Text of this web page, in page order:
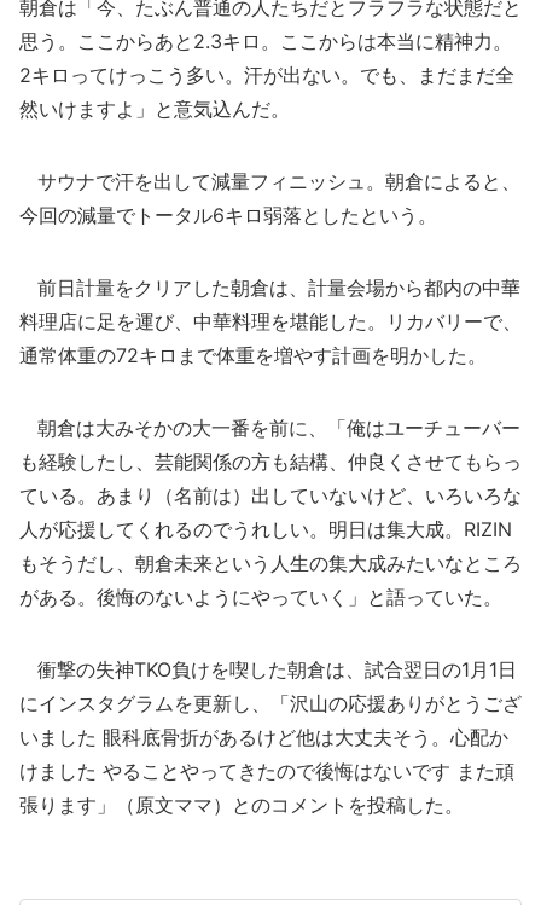
朝倉は「今、たぶん普通の人たちだとフラフラな状態だと
思う。ここからあと2.3キロ。ここからは本当に精神力。
2キロってけっこう多い。汗が出ない。でも、まだまだ全
然いけますよ」と意気込んだ。
サウナで汗を出して減量フィニッシュ。朝倉によると、
今回の減量でトータル6キロ弱落としたという。
前日計量をクリアした朝倉は、計量会場から都内の中華
料理店に足を運び、中華料理を堪能した。リカバリーで、
通常体重の72キロまで体重を増やす計画を明かした。
朝倉は大みそかの大一番を前に、「俺はユーチューバー
も経験したし、芸能関係の方も結構、仲良くさせてもらっ
ている。あまり（名前は）出していないけど、いろいろな
人が応援してくれるのでうれしい。明日は集大成。RIZIN
もそうだし、朝倉未来という人生の集大成みたいなところ
がある。後悔のないようにやっていく」と語っていた。
衝撃の失神TKO負けを喫した朝倉は、試合翌日の1月1日
にインスタグラムを更新し、「沢山の応援ありがとうござ
いました 眼科底骨折があるけど他は大丈夫そう。心配か
けました やることやってきたので後悔はないです また頑
張ります」（原文ママ）とのコメントを投稿した。